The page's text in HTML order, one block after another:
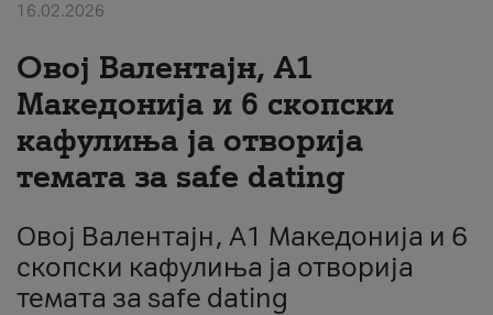
#ПодобарОнлајн
16.02.2026
Овој Валентајн, A1
Македонија и 6 скопски
кафулиња ја отворија
темата за safe dating
Овој Валентајн, A1 Македонија и 6
скопски кафулиња ја отворија
темата за safe dating